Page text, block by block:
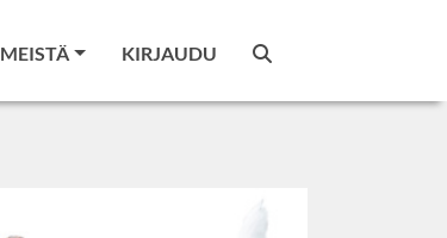
MEISTÄ KIRJAUDU